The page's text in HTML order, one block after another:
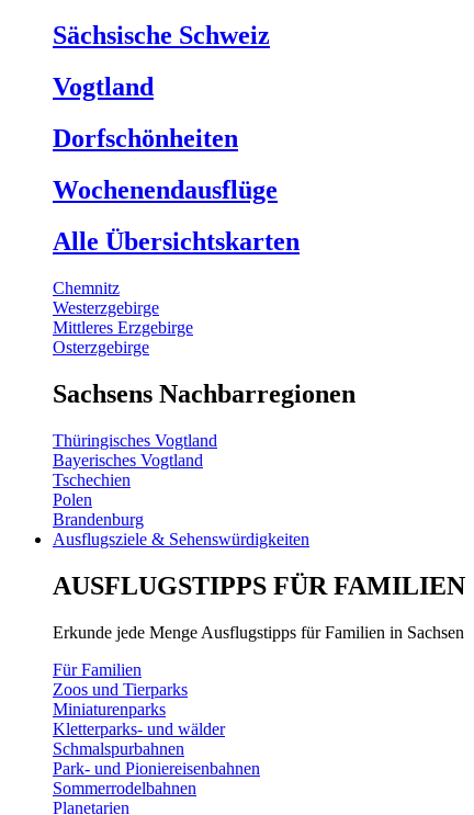
Sächsische Schweiz
Vogtland
Dorfschönheiten
Wochenendausflüge
Alle Übersichtskarten
Chemnitz
Westerzgebirge
Mittleres Erzgebirge
Osterzgebirge
Sachsens Nachbarregionen
Thüringisches Vogtland
Bayerisches Vogtland
Tschechien
Polen
Brandenburg
Ausflugsziele & Sehenswürdigkeiten
AUSFLUGSTIPPS FÜR FAMILIEN
Erkunde jede Menge Ausflugstipps für Familien in Sachsen
Für Familien
Zoos und Tierparks
Miniaturenparks
Kletterparks- und wälder
Schmalspurbahnen
Park- und Pioniereisenbahnen
Sommerrodelbahnen
Planetarien